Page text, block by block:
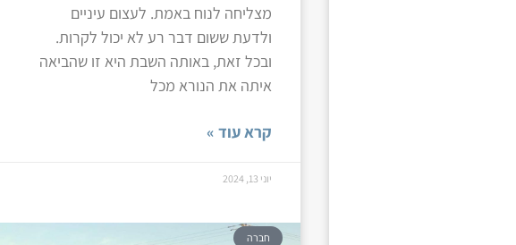
מצליחה לנוח באמת. לעצום עיניים
ולדעת ששום דבר רע לא יכול לקרות.
ובכל זאת, באותה השבת היא זו שהביאה
איתה את הנורא מכל
קרא עוד »
יוני 13, 2024
חברה